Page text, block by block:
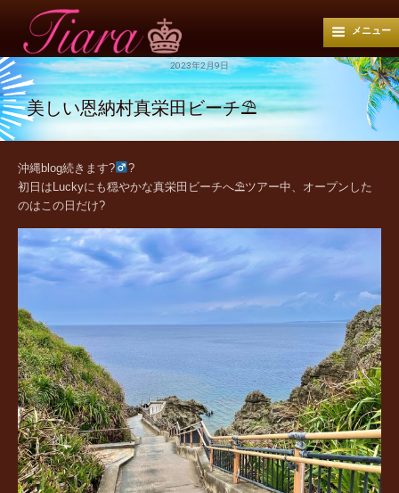
メニュー
2023年2月9日
美しい恩納村真栄田ビーチ⛱
沖縄blog続きます?‍
?
初日はLuckyにも穏やかな真栄田ビーチへ⛱ツアー中、オープンした
のはこの日だけ?